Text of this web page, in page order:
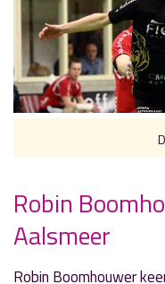
Inklappen
» Volgend nieuwsbericht
Buurtbemiddeling
burenoverlast
Robin
Aalsmeer
Robin Boomhouwer